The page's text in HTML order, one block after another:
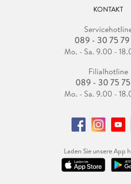
KONTAKT
089 - 30 75
Mo. - Sa. 9.00 -
Filialhotline
089 - 30 75
Mo. - Sa. 9.00 -
Laden Sie unsere App